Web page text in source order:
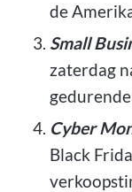
de
Small
zaterdag
Cyber
Black